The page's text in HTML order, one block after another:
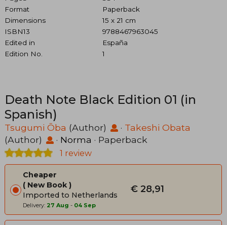
Format
Paperback
Dimensions
15 x 21 cm
ISBN13
9788467963045
Edited in
España
Edition No.
1
Death Note Black Edition 01 (in
Spanish)
Tsugumi Ōba (Author) · Takeshi Obata
(Author)
· Norma · Paperback
1 review
Cheaper
New Book
Imported to Netherlands
Delivery: 27 Aug - 04 Sep
€ 28,91